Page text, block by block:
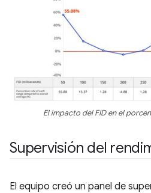
El impacto del FID en el
Supervisión del
El equipo creó un panel de